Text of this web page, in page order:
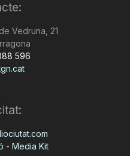
Vedruna, 21
596
- Media Kit